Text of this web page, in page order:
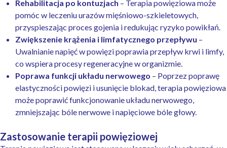
Rehabilitacja po kontuzjach – Terapia powięziowa może
pomóc w leczeniu urazów mięśniowo-szkieletowych,
przyspieszając proces gojenia i redukując ryzyko powikłań.
Zwiększenie krążenia i limfatycznego przepływu –
Uwalnianie napięć w powięzi poprawia przepływ krwi i limfy,
co wspiera procesy regeneracyjne w organizmie.
Poprawa funkcji układu nerwowego – Poprzez poprawę
elastyczności powięzi i usunięcie blokad, terapia powięziowa
może poprawić funkcjonowanie układu nerwowego,
zmniejszając bóle nerwowe i napięciowe bóle głowy.
Zastosowanie terapii powięziowej